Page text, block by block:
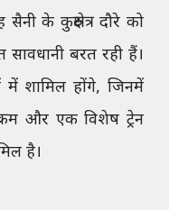
के कुरुक्षेत्र दौरे को
बरत रही हैं।
में शामिल होंगे, जिनमें
और एक विशेष ट्रेन
है।